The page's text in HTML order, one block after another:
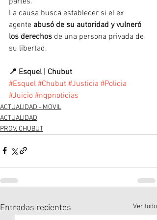
La causa busca establecer si el ex
agente abusó de su autoridad y vulneró
los derechos de una persona privada de
su libertad.
📍 Esquel | Chubut
#Esquel #Chubut #Justicia #Policia
#Juicio #nqpnoticias
ACTUALIDAD - MOVIL
ACTUALIDAD
PROV. CHUBUT
Entradas recientes Ver todo